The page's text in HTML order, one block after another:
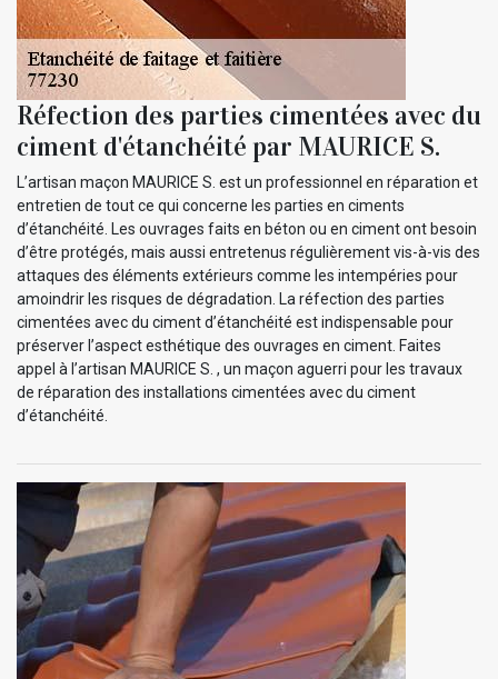
Réfection des parties cimentées avec du
ciment d'étanchéité par MAURICE S.
L’artisan maçon MAURICE S. est un professionnel en réparation et
entretien de tout ce qui concerne les parties en ciments
d’étanchéité. Les ouvrages faits en béton ou en ciment ont besoin
d’être protégés, mais aussi entretenus régulièrement vis-à-vis des
attaques des éléments extérieurs comme les intempéries pour
amoindrir les risques de dégradation. La réfection des parties
cimentées avec du ciment d’étanchéité est indispensable pour
préserver l’aspect esthétique des ouvrages en ciment. Faites
appel à l’artisan MAURICE S. , un maçon aguerri pour les travaux
de réparation des installations cimentées avec du ciment
d’étanchéité.